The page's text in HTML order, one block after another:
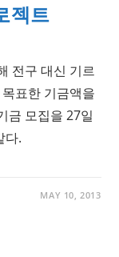
젝트
전구 대신 기르
표한 기금액을
금 모집을 27일
다.
MAY 10, 2013